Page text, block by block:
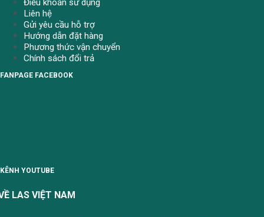
Điều khoản sử dụng
Liên hệ
Gửi yêu cầu hỗ trợ
Hướng dẫn đặt hàng
Phương thức vận chuyển
Chính sách đổi trả
FANPAGE FACEBOOK
KÊNH YOUTUBE
LAS VIỆT NAM